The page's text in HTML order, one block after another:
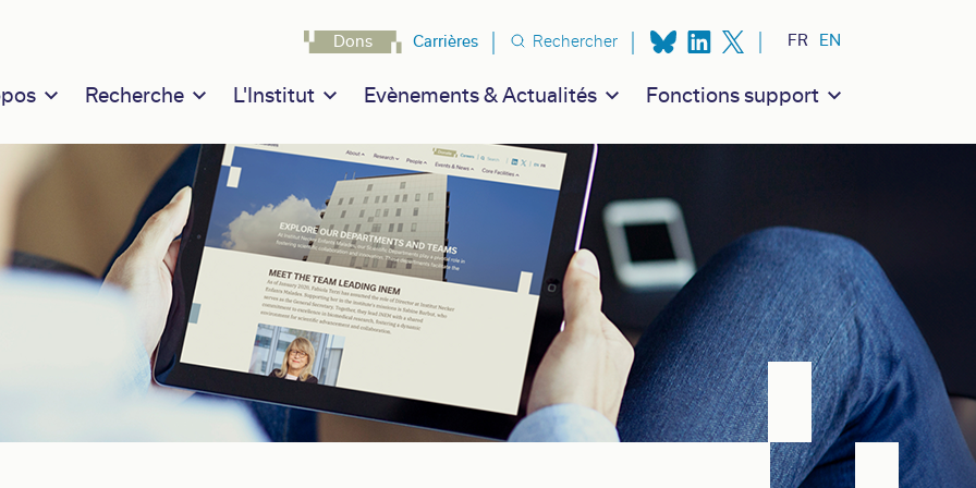
navigation
Recherche L'Institut Evènements & Actualités Fonctions support
Navigation secondaire
Dons Carrières Rechercher FR EN